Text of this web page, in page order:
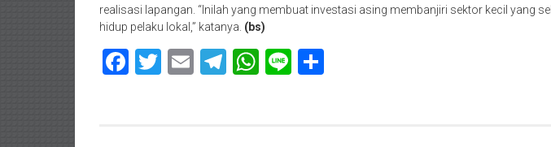
realisasi lapangan. “Inilah yang membuat investasi asing membanjiri sektor kecil yang
hidup pelaku lokal,” katanya. (bs)
Facebook
Twitter
EmailTelegram
WhatsApp
Line